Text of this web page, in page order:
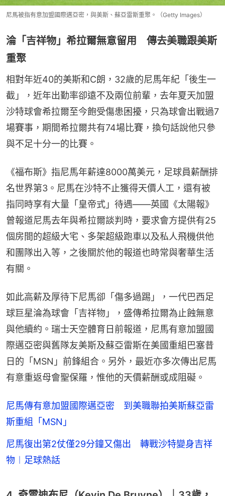
尼馬被指有意加盟國際邁亞密，與美斯、蘇亞雷斯重聚。（Getty Images）
淪「吉祥物」希拉爾無意留用 傳去美職跟美斯
重聚
相對年近40的美斯和C朗，32歲的尼馬年紀「後生一
截」，近年出勤率卻遠不及兩位前輩，去年夏天加盟
沙特球會希拉爾至今飽受傷患困擾，只為球會出戰過7
場賽事，期間希拉爾共有74場比賽，換句話說他只參
與不足十分一的比賽。
《福布斯》指尼馬年薪達8000萬美元，足球員薪酬排
名世界第3。尼馬在沙特不止獲得天價人工，還有被
指同時享有大量「皇帝式」待遇——英國《太陽報》
曾報道尼馬去年與希拉爾談判時，要求會方提供有25
個房間的超級大宅、多架超級跑車以及私人飛機供他
和團隊出入等，之後關於他的報道也時常與奢華生活
有關。
如此高薪及厚待下尼馬卻「傷多過踢」，一代巴西足
球巨星淪為球會「吉祥物」，盛傳希拉爾為止蝕無意
與他續約。瑞士天空體育日前報道，尼馬有意加盟國
際邁亞密與舊隊友美斯及蘇亞雷斯在美國重組巴塞昔
日的「MSN」前鋒組合。另外，最近亦多次傳出尼馬
有意重返母會聖保羅，惟他的天價薪酬或成阻礙。
尼馬傳有意加盟國際邁亞密 到美職聯拍美斯蘇亞雷
斯重組「MSN」
尼馬復出第2仗僅29分鐘又傷出 轉戰沙特變身吉祥
物︱足球熱話